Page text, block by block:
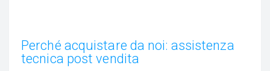
Perché acquistare da noi: assistenza
tecnica post vendita